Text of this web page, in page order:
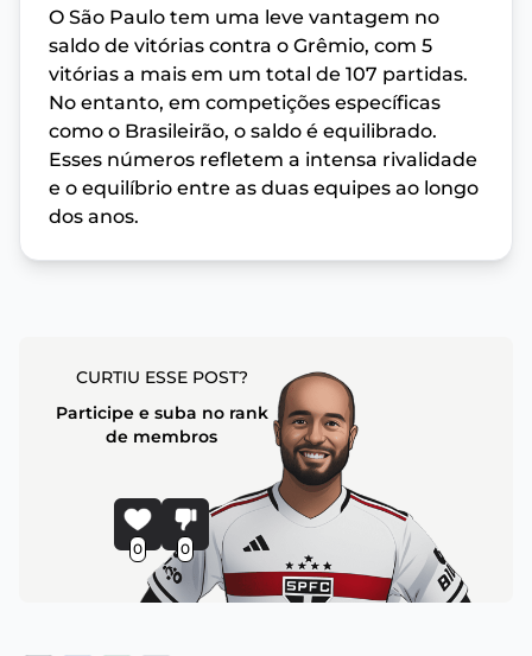
O São Paulo tem uma leve vantagem no
saldo de vitórias contra o Grêmio, com 5
vitórias a mais em um total de 107 partidas.
No entanto, em competições específicas
como o Brasileirão, o saldo é equilibrado.
Esses números refletem a intensa rivalidade
e o equilíbrio entre as duas equipes ao longo
dos anos.
CURTIU ESSE POST?
Participe e suba no rank
de membros
0 0